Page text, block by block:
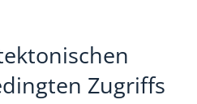
Zugriffs